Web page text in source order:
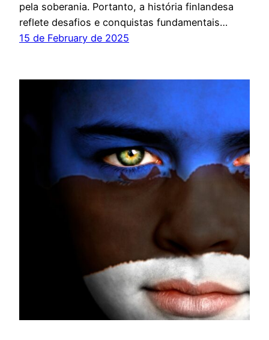
pela soberania. Portanto, a história finlandesa
reflete desafios e conquistas fundamentais…
15 de February de 2025